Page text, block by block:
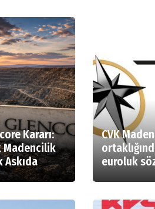
Kararı:
Madencilik
CVK
euroluk